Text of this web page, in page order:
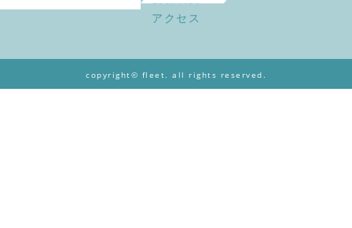
アクセス
copyright© fleet. all rights reserved.